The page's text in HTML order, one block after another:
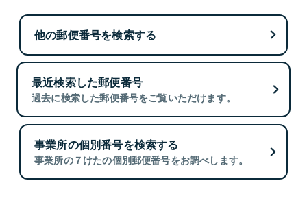
他の郵便番号を検索する
最近検索した郵便番号
過去に検索した郵便番号をご覧いただけます。
事業所の個別番号を検索する
事業所の７けたの個別郵便番号をお調べします。